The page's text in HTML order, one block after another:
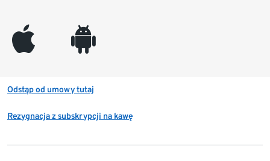
appleinc android
Odstąp od umowy tutaj
Rezygnacja z subskrypcji na kawę